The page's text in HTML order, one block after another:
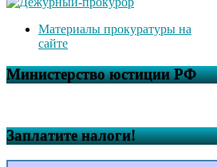
Материалы прокуратуры на
сайте
Министерство юстиции РФ
Заплатите налоги!